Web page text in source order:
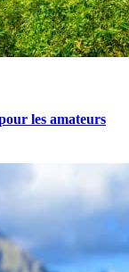
les amateurs